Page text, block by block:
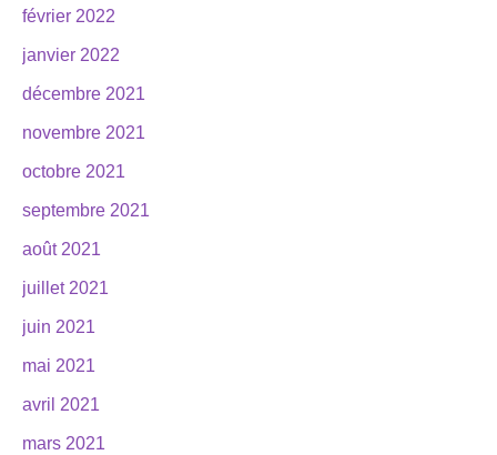
février 2022
janvier 2022
décembre 2021
novembre 2021
octobre 2021
septembre 2021
août 2021
juillet 2021
juin 2021
mai 2021
avril 2021
mars 2021